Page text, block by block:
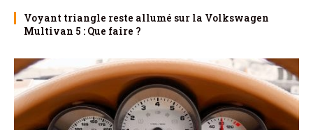
Voyant triangle reste allumé sur la Volkswagen
Multivan 5 : Que faire ?